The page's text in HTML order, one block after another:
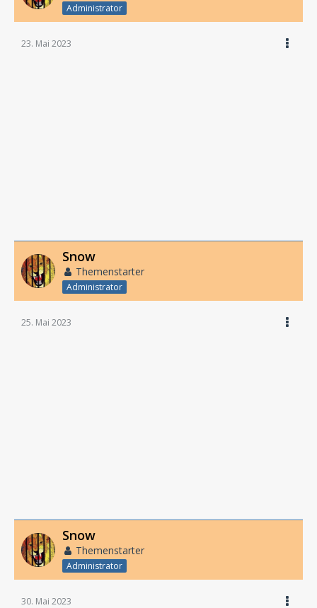
Administrator
23. Mai 2023
Snow
Themenstarter
Administrator
25. Mai 2023
Snow
Themenstarter
Administrator
30. Mai 2023